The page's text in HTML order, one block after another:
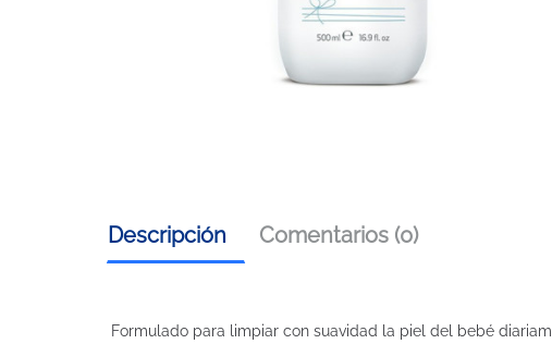
Descripción Comentarios (0)
Formulado para limpiar con suavidad la piel del bebé